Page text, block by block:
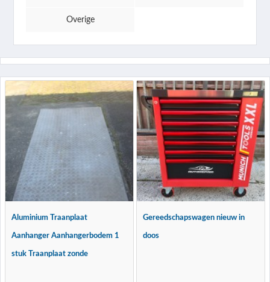
Overige
Aluminium Traanplaat
Aanhanger Aanhangerbodem 1
stuk Traanplaat zonde
Gereedschapswagen nieuw in
doos